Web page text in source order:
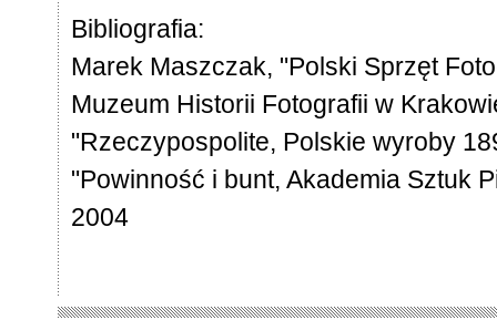
Bibliografia:
Marek Maszczak, "Polski Sprzęt
Muzeum Historii Fotografii w
"Rzeczypospolite, Polskie wyroby
"Powinność i bunt, Akademia Sztuk
2004